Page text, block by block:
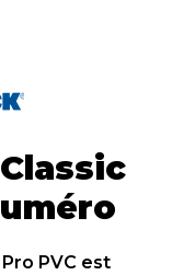
PVC est